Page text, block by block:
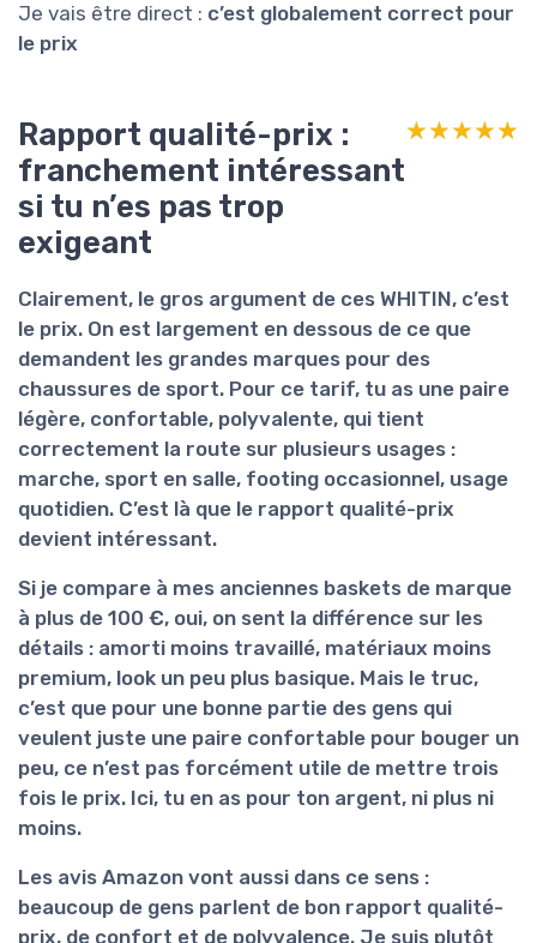
Je vais être direct : c’est globalement correct pour
le prix
Rapport qualité-prix :
franchement intéressant
si tu n’es pas trop
exigeant
★★★★★
★★★★★
Clairement, le gros argument de ces WHITIN, c’est
le prix. On est largement en dessous de ce que
demandent les grandes marques pour des
chaussures de sport. Pour ce tarif, tu as une paire
légère, confortable, polyvalente, qui tient
correctement la route sur plusieurs usages :
marche, sport en salle, footing occasionnel, usage
quotidien. C’est là que le rapport qualité-prix
devient intéressant.
Si je compare à mes anciennes baskets de marque
à plus de 100 €, oui, on sent la différence sur les
détails : amorti moins travaillé, matériaux moins
premium, look un peu plus basique. Mais le truc,
c’est que pour une bonne partie des gens qui
veulent juste une paire confortable pour bouger un
peu, ce n’est pas forcément utile de mettre trois
fois le prix. Ici, tu en as pour ton argent, ni plus ni
moins.
Les avis Amazon vont aussi dans ce sens :
beaucoup de gens parlent de bon rapport qualité-
prix, de confort et de polyvalence. Je suis plutôt